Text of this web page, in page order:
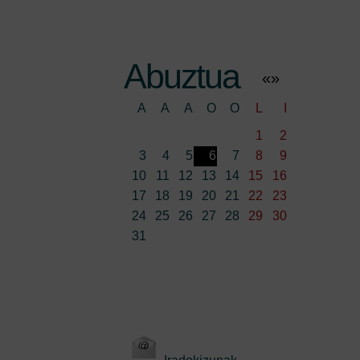
Abuztua «»
A A A O O
1
2
3
4 5 6 7 8
9
10
11 12 13 14 15
16
17
18 19 20 21 22
23
24
25 26 27 28 29
30
31